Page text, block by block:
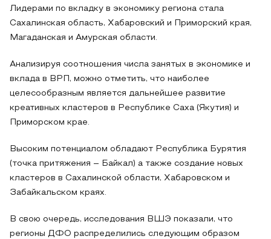
Лидерами по вкладку в экономику региона стала
Сахалинская область, Хабаровский и Приморский края,
Магаданская и Амурская области.
Анализируя соотношения числа занятых в экономике и
вклада в ВРП, можно отметить, что наиболее
целесообразным является дальнейшее развитие
креативных кластеров в Республике Саха (Якутия) и
Приморском крае.
Высоким потенциалом обладают Республика Бурятия
(точка притяжения – Байкал) а также создание новых
кластеров в Сахалинской области, Хабаровском и
Забайкальском краях.
В свою очередь, исследования ВШЭ показали, что
регионы ДФО распределились следующим образом